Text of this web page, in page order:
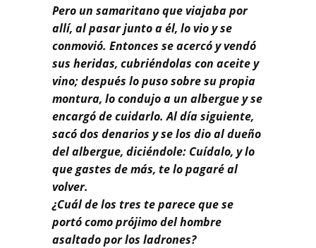
Pero un samaritano que viajaba por
allí, al pasar junto a él, lo vio y se
conmovió. Entonces se acercó y vendó
sus heridas, cubriéndolas con aceite y
vino; después lo puso sobre su propia
montura, lo condujo a un albergue y se
encargó de cuidarlo. Al día siguiente,
sacó dos denarios y se los dio al dueño
del albergue, diciéndole: Cuídalo, y lo
que gastes de más, te lo pagaré al
volver.
¿Cuál de los tres te parece que se
portó como prójimo del hombre
asaltado por los ladrones?